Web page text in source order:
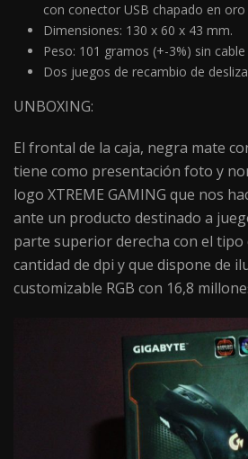
con conector USB chapado en oro
Dimensiones: 130 x 60 x 43 mm.
Peso: 101 gramos (+-3%) sin cable
Dos juegos de recambio de
UNBOXING:
El frontal de la caja, negra mate
tiene como presentación foto y
logo XTREME GAMING que nos
ante un producto destinado a
parte superior derecha con el tipo
cantidad de dpi y que dispone de
customizable RGB con 16,8